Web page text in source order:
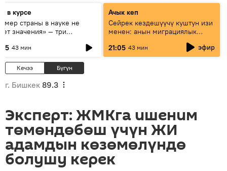
в курсе
страны в науке не
значения» — три
и Кыргызстана в
43 мин
Ачык кеп
Сейрек кездешүүчү куштун изи
менен: анын миграциялык
жолу эмнеден кабар берет?
21:05 43 мин эфир
Кечээ Бүгүн
г. Бишкек 89.3
Эксперт: ЖМКга ишеним
төмөндөбөш үчүн ЖИ
адамдын көзөмөлүндө
болушу керек